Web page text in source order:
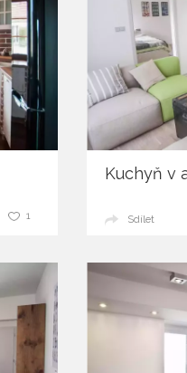
1
Kuchyň v
Sdílet